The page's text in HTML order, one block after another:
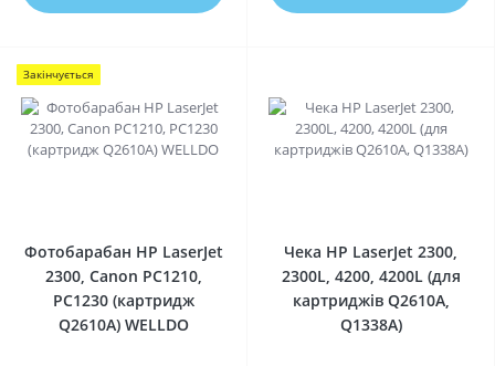
Закінчується
Фотобарабан HP LaserJet
2300, Canon PC1210,
PC1230 (картридж
Q2610A) WELLDO
Чека HP LaserJet 2300,
2300L, 4200, 4200L (для
картриджів Q2610A,
Q1338A)